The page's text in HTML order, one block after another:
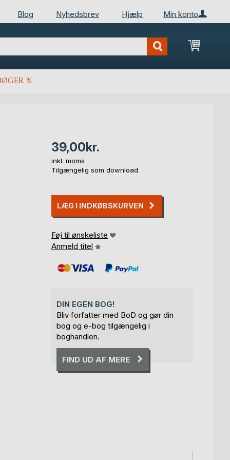
Min konto
Blog Nyhedsbrev Hjælp
Min
%
39,00kr.
inkl. moms
Tilgængelig som download
LÆG I INDKØBSKURVEN
Føj til ønskeliste
Anmeld titel
DIN EGEN BOG!
Bliv forfatter med BoD og gør din
bog og e-bog tilgængelig i
boghandlen.
FIND UD AF MERE